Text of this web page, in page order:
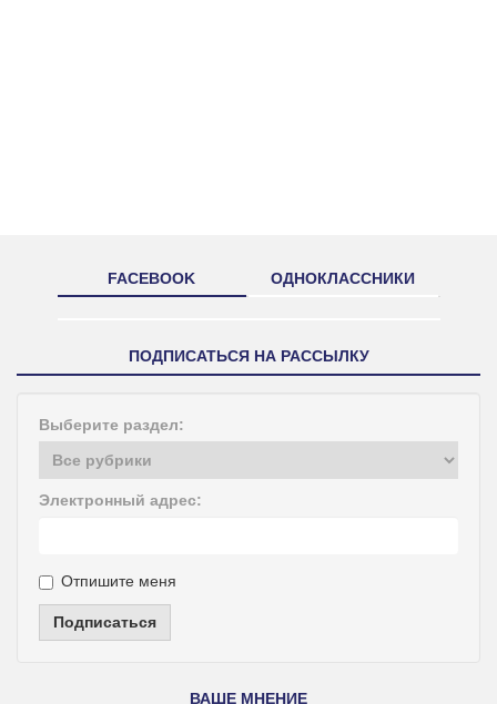
FACEBOOK ОДНОКЛАССНИКИ
ПОДПИСАТЬСЯ НА РАССЫЛКУ
Выберите раздел:
Электронный адрес:
Отпишите меня
Подписаться
ВАШЕ МНЕНИЕ